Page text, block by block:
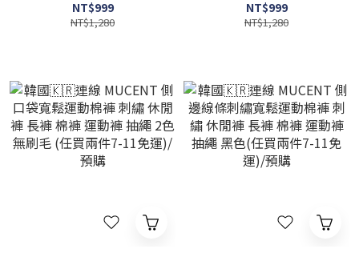
皮革 小背心 小可愛 羅紋 無
袖背心 短版 2色(任買兩件7-
NT$999
NT$1,280
十字架 小背心 小可愛 羅紋
無袖背心 短版 2色(任買兩件
NT$999
NT$1,280